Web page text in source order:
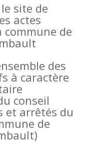
site de
actes
de
des
à caractère
conseil
et arrêtés du
de